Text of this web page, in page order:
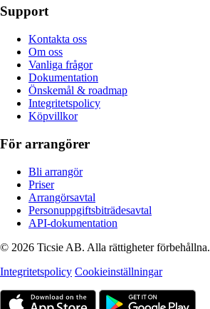
Support
Kontakta oss
Om oss
Vanliga frågor
Dokumentation
Önskemål & roadmap
Integritetspolicy
Köpvillkor
För arrangörer
Bli arrangör
Priser
Arrangörsavtal
Personuppgiftsbiträdesavtal
API-dokumentation
© 2026 Ticsie AB. Alla rättigheter förbehållna.
Integritetspolicy Cookieinställningar